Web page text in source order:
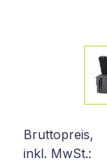
Bruttopreis,
inkl. MwSt.: